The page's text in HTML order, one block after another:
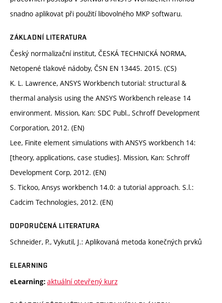
snadno aplikovat při použití libovolného MKP softwaru.
ZÁKLADNÍ LITERATURA
Český normalizační institut, ČESKÁ TECHNICKÁ NORMA,
Netopené tlakové nádoby, ČSN EN 13445. 2015. (CS)
K. L. Lawrence, ANSYS Workbench tutorial: structural &
thermal analysis using the ANSYS Workbench release 14
environment. Mission, Kan: SDC Publ., Schroff Development
Corporation, 2012. (EN)
Lee, Finite element simulations with ANSYS workbench 14:
[theory, applications, case studies]. Mission, Kan: Schroff
Development Corp, 2012. (EN)
S. Tickoo, Ansys workbench 14.0: a tutorial approach. S.l.:
Cadcim Technologies, 2012. (EN)
DOPORUČENÁ LITERATURA
Schneider, P., Vykutil, J.: Aplikovaná metoda konečných prvků
ELEARNING
eLearning: aktuální otevřený kurz